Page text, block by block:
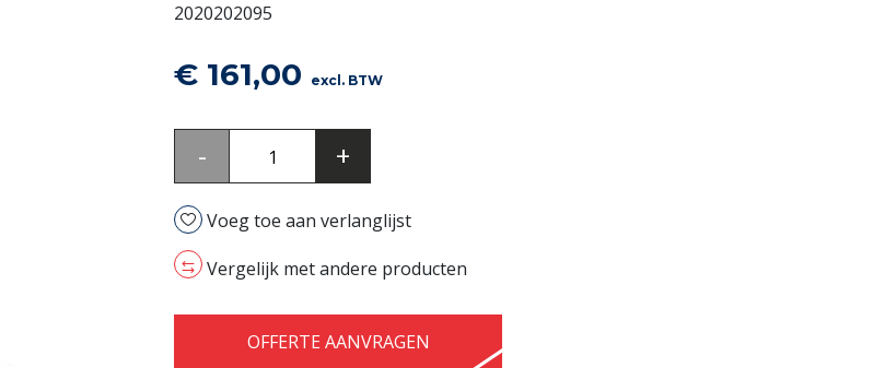
2020202095
€ 161,00 excl. BTW
-
Ovenreiniger
Bluecycle
gr
aantal
+
Voeg toe aan verlanglijst
Vergelijk met andere producten
OFFERTE AANVRAGEN